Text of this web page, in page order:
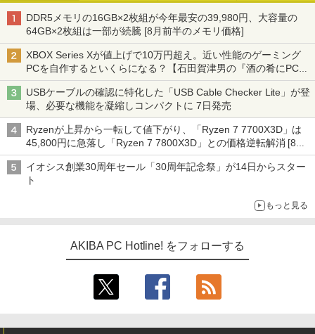
DDR5メモリの16GB×2枚組が今年最安の39,980円、大容量の
64GB×2枚組は一部が続騰 [8月前半のメモリ価格]
XBOX Series Xが値上げで10万円超え。近い性能のゲーミング
PCを自作するといくらになる？【石田賀津男の『酒の肴にPCゲ
ーム』】
USBケーブルの確認に特化した「USB Cable Checker Lite」が登
場、必要な機能を凝縮しコンパクトに 7日発売
Ryzenが上昇から一転して値下がり、「Ryzen 7 7700X3D」は
45,800円に急落し「Ryzen 7 7800X3D」との価格逆転解消 [8月
前半のCPU価格]
イオシス創業30周年セール「30周年記念祭」が14日からスター
ト
もっと見る
AKIBA PC Hotline! をフォローする